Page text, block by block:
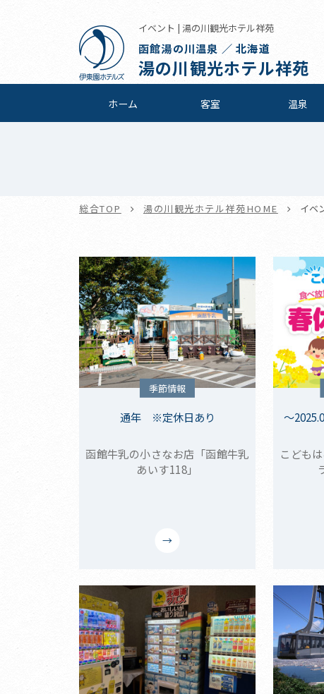
イベント | 湯の川観光ホテル祥苑
函館湯の川温泉 ／ 北海道
湯の川観光ホテル祥苑
ホーム 客室 温泉
総合TOP 湯の川観光ホテル祥苑HOME イベ
季節情報
通年 ※定休日あり
函館牛乳の小さなお店「函館牛乳
あいす118」
～
こども